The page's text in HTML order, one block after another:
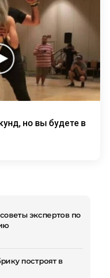
но вы будете в
экспертов по
построят в